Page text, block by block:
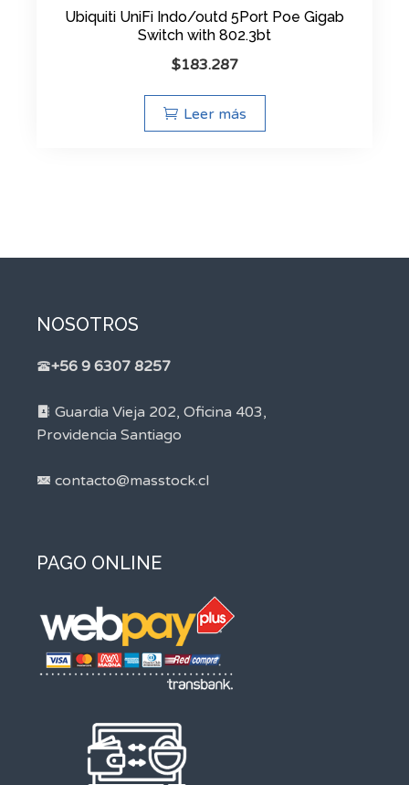
Ubiquiti UniFi Indo/outd 5Port Poe Gigab
Switch with 802.3bt
$183.287
Leer más
NOSOTROS
+56 9 6307 8257
Guardia Vieja 202, Oficina 403,
Providencia Santiago
contacto@masstock.cl
PAGO ONLINE